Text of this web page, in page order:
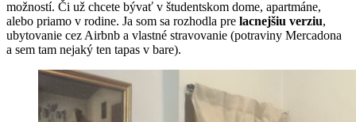
možností. Či už chcete bývať v študentskom dome, apartmáne,
alebo priamo v rodine. Ja som sa rozhodla pre lacnejšiu verziu,
ubytovanie cez Airbnb a vlastné stravovanie (potraviny Mercadona
a sem tam nejaký ten tapas v bare).